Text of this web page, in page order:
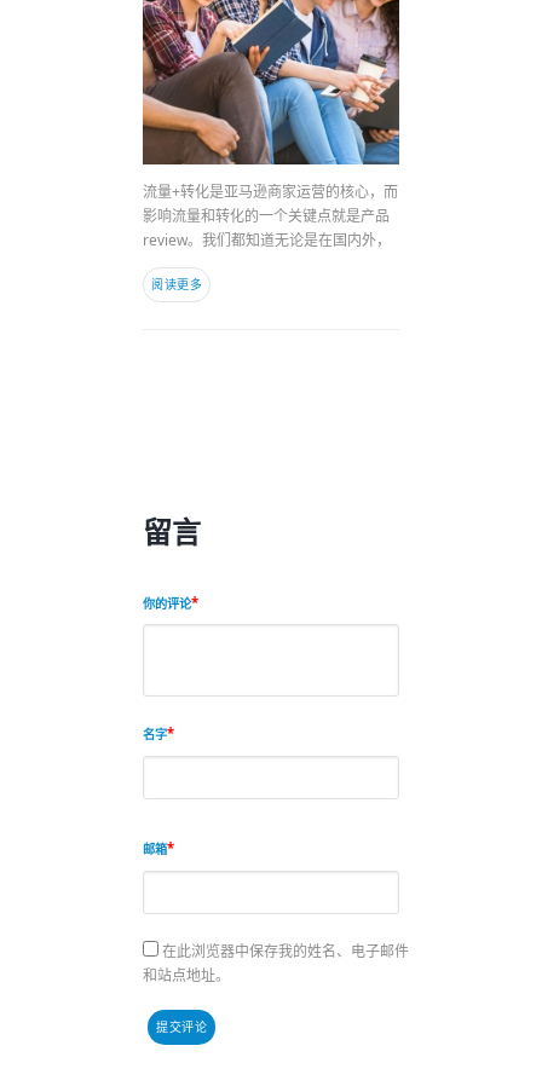
流量+转化是亚马逊商家运营的核心，而
影响流量和转化的一个关键点就是产品
review。我们都知道无论是在国内外，
阅读更多
留言
你的评论
名字
邮箱
在此浏览器中保存我的姓名、电子邮件
和站点地址。